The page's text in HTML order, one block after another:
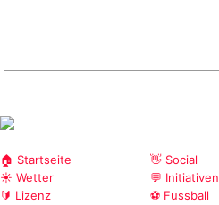
🏠 Startseite
☀️ Wetter
🔰 Lizenz
👋 Social
💬 Initiativen
⚽ Fussball